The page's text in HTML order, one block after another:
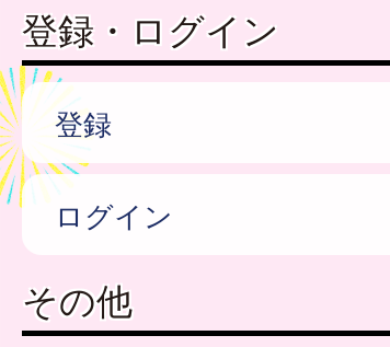
登録・ログイン
登録
ログイン
その他